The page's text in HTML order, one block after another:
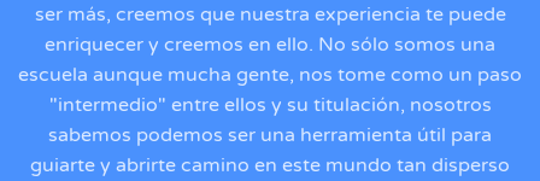
ser más, creemos que nuestra experiencia te puede
enriquecer y creemos en ello. No sólo somos una
escuela aunque mucha gente, nos tome como un paso
"intermedio" entre ellos y su titulación, nosotros
sabemos podemos ser una herramienta útil para
guiarte y abrirte camino en este mundo tan disperso